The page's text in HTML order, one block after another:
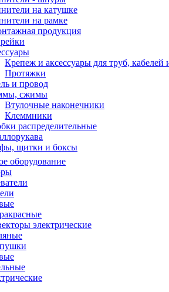
на катушке
на рамке
продукция
Крепеж и аксессуары для труб, кабелей
Протяжки
и провод
сжимы
Втулочные наконечники
Клеммники
распределительные
щитки и боксы
оборудование
электрические